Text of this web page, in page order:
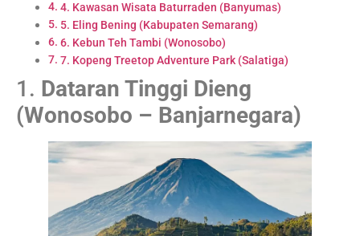
4. Kawasan Wisata Baturraden (Banyumas)
5. Eling Bening (Kabupaten Semarang)
6. Kebun Teh Tambi (Wonosobo)
7. Kopeng Treetop Adventure Park (Salatiga)
1. Dataran Tinggi Dieng
(Wonosobo – Banjarnegara)